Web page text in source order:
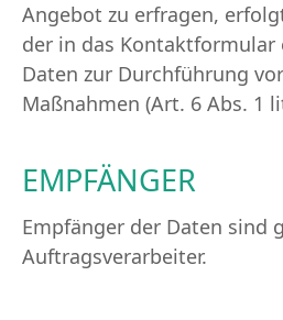
Angebot zu erfragen,
der in das Kontaktformular
Daten zur Durchführung
Maßnahmen (Art. 6 Abs. 1
EMPFÄNGER
Empfänger der Daten sind
Auftragsverarbeiter.